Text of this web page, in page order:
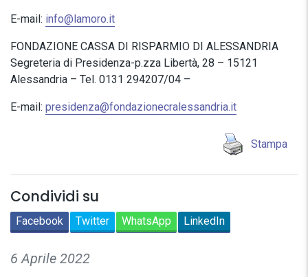
E-mail: info@lamoro.it
FONDAZIONE CASSA DI RISPARMIO DI ALESSANDRIA
Segreteria di Presidenza-p.zza Libertà, 28 – 15121
Alessandria – Tel. 0131 294207/04 –
E-mail: presidenza@fondazionecralessandria.it
Stampa
Condividi su
Facebook Twitter WhatsApp LinkedIn
6 Aprile 2022